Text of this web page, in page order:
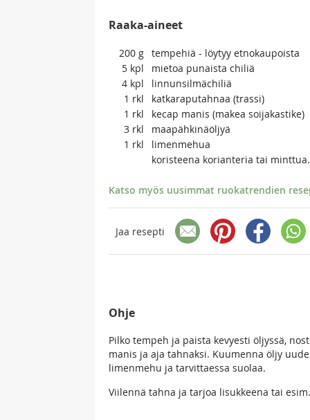
Raaka-aineet
200 g tempehiä - löytyy etnokaupoista
5 kpl
mietoa punaista chiliä
4 kpl
linnunsilmächiliä
1 rkl
katkaraputahnaa (trassi)
1 rkl
kecap manis (makea soijakastike)
3 rkl
maapähkinäöljyä
1 rkl
limenmehua
koristeena korianteria tai minttua.
Katso myös uusimmat ruokatrendien
Jaa resepti
Ohje
Pilko tempeh ja paista kevyesti öljyssä,
manis ja aja tahnaksi. Kuumenna öljy
limenmehu ja tarvittaessa suolaa.
Viilennä tahna ja tarjoa lisukkeena tai